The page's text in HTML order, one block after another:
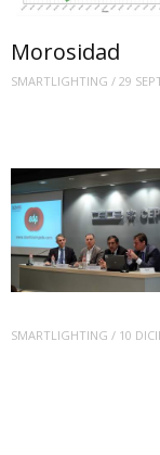
Morosidad
SMARTLIGHTING / 29
SMARTLIGHTING / 10